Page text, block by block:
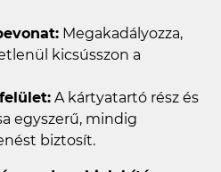
Megakadályozza,
kicsússzon a
A kártyatartó rész és
egyszerű, mindig
biztosít.